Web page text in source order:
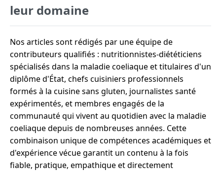
leur domaine
Nos articles sont rédigés par une équipe de
contributeurs qualifiés : nutritionnistes-diététiciens
spécialisés dans la maladie coeliaque et titulaires d'un
diplôme d'État, chefs cuisiniers professionnels
formés à la cuisine sans gluten, journalistes santé
expérimentés, et membres engagés de la
communauté qui vivent au quotidien avec la maladie
coeliaque depuis de nombreuses années. Cette
combinaison unique de compétences académiques et
d'expérience vécue garantit un contenu à la fois
fiable, pratique, empathique et directement